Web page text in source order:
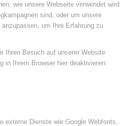
wie unsere Webseite verwendet wird
sind, oder um unsere
um Ihre Erfahrung zu
Ihren Besuch auf unserer Website
in Ihrem Browser hier deaktivieren:
externe Dienste wie Google Webfonts,